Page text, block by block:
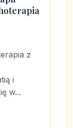
z
i
w...